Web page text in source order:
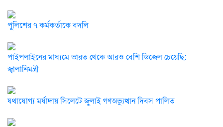
পুলিশের ৭ কর্মকর্তাকে বদলি
পাইপলাইনের মাধ্যমে ভারত থেকে আরও বেশি ডিজেল চেয়েছি:
জ্বালানিমন্ত্রী
যথাযোগ্য মর্যাদায় সিলেটে জুলাই গণঅভ্যুত্থান দিবস পালিত